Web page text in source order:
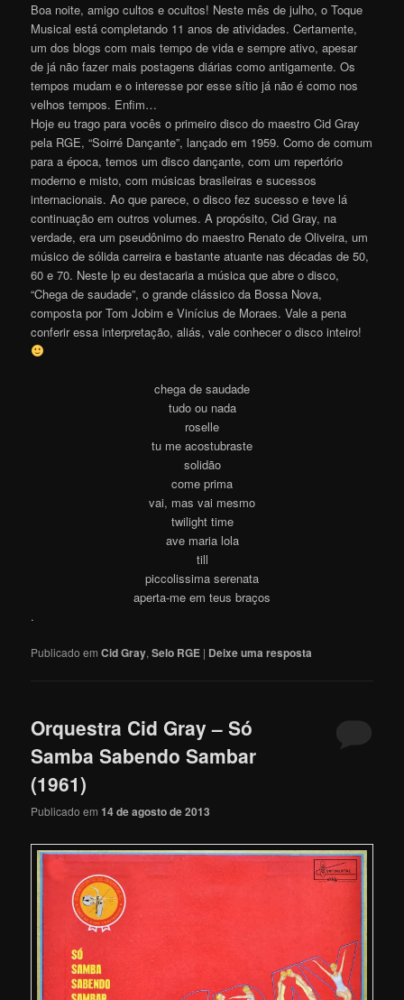
Boa noite, amigo cultos e ocultos! Neste mês de julho, o Toque
Musical está completando 11 anos de atividades. Certamente,
um dos blogs com mais tempo de vida e sempre ativo, apesar
de já não fazer mais postagens diárias como antigamente. Os
tempos mudam e o interesse por esse sítio já não é como nos
velhos tempos. Enfim…
Hoje eu trago para vocês o primeiro disco do maestro Cid Gray
pela RGE, “Soirré Dançante”, lançado em 1959. Como de comum
para a época, temos um disco dançante, com um repertório
moderno e misto, com músicas brasileiras e sucessos
internacionais. Ao que parece, o disco fez sucesso e teve lá
continuação em outros volumes. A propósito, Cid Gray, na
verdade, era um pseudônimo do maestro Renato de Oliveira, um
músico de sólida carreira e bastante atuante nas décadas de 50,
60 e 70. Neste lp eu destacaria a música que abre o disco,
“Chega de saudade”, o grande clássico da Bossa Nova,
composta por Tom Jobim e Vinícius de Moraes. Vale a pena
conferir essa interpretação, aliás, vale conhecer o disco inteiro!
chega de saudade
tudo ou nada
roselle
tu me acostubraste
solidão
come prima
vai, mas vai mesmo
twilight time
ave maria lola
till
piccolissima serenata
aperta-me em teus braços
.
Publicado em Cid Gray,Selo RGE | Deixe uma resposta
Orquestra Cid Gray – Só
Samba Sabendo Sambar
(1961)
Publicado em14 de agosto de 2013